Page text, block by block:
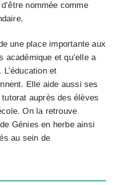
nommée comme
une place importante aux
académique et qu’elle a
et
Elle aide aussi ses
auprès des élèves
On la retrouve
Génies en herbe ainsi
au sein de